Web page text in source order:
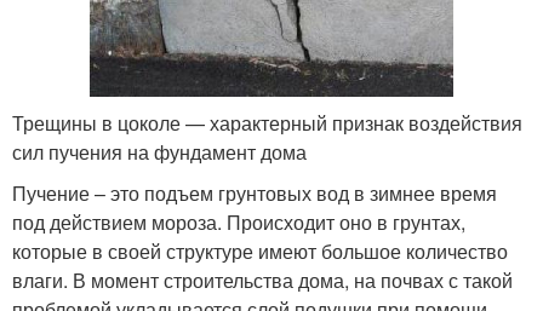
Трещины в цоколе — характерный признак воздействия
сил пучения на фундамент дома
Пучение – это подъем грунтовых вод в зимнее время
под действием мороза. Происходит оно в грунтах,
которые в своей структуре имеют большое количество
влаги. В момент строительства дома, на почвах с такой